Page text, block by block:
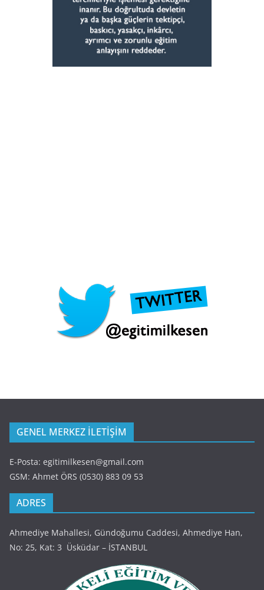
GENEL MERKEZ İLETİŞİM
E-Posta: egitimilkesen@gmail.com
GSM: Ahmet ÖRS (0530) 883 09 53
ADRES
Ahmediye Mahallesi, Gündoğumu Caddesi, Ahmediye Han,
No: 25, Kat: 3 Üsküdar – İSTANBUL